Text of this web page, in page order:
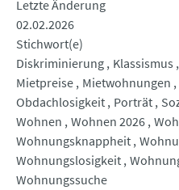
Letzte Änderung
02.02.2026
Stichwort(e)
Diskriminierung Klassismus
Mietpreise Mietwohnungen
Obdachlosigkeit Porträt
Wohnen Wohnen 2026
Wohnungsknappheit
Wohnungslosigkeit
Wohnungssuche